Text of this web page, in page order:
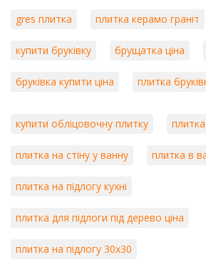
gres плитка плитка керамо граніт
купити бруківку брущатка ціна
бруківка купити ціна плитка
купити обліцовочну плитку плитка
плитка на стіну у ванну плитка в
плитка на підлогу кухні
плитка для підлоги під дерево ціна
плитка на підлогу 30х30